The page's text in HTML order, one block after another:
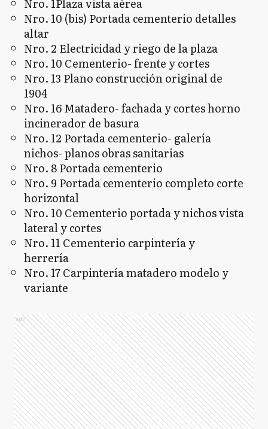
Nro. 1Plaza vista aérea
Nro. 10 (bis) Portada cementerio detalles
altar
Nro. 2 Electricidad y riego de la plaza
Nro. 10 Cementerio- frente y cortes
Nro. 13 Plano construcción original de
1904
Nro. 16 Matadero- fachada y cortes horno
incinerador de basura
Nro. 12 Portada cementerio- galería
nichos- planos obras sanitarias
Nro. 8 Portada cementerio
Nro. 9 Portada cementerio completo corte
horizontal
Nro. 10 Cementerio portada y nichos vista
lateral y cortes
Nro. 11 Cementerio carpintería y
herrería
Nro. 17 Carpintería matadero modelo y
variante
Ads